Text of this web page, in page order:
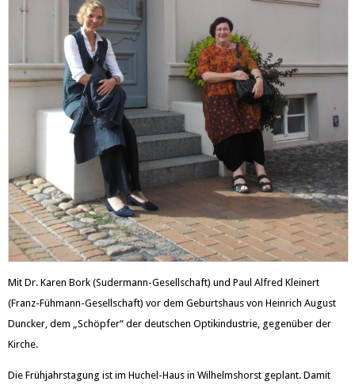
Mit Dr. Karen Bork (Sudermann-Gesellschaft) und Paul Alfred Kleinert
(Franz-Fühmann-Gesellschaft) vor dem Geburtshaus von Heinrich August
Duncker, dem „Schöpfer“ der deutschen Optikindustrie, gegenüber der
Kirche.
Die Frühjahrstagung ist im Huchel-Haus in Wilhelmshorst geplant. Damit